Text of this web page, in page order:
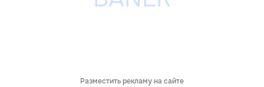
Разместить рекламу на сайте